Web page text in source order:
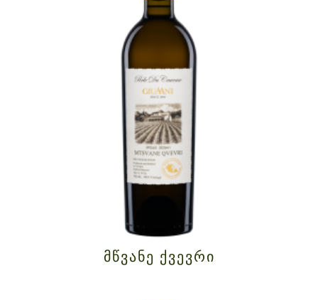
ᲛᲬᲕᲐᲜᲔ ᲥᲕᲔᲕᲠᲘ